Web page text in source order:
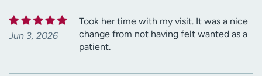
Jun 3, 2026
Took her time with my visit. It was a nice
change from not having felt wanted as a
patient.